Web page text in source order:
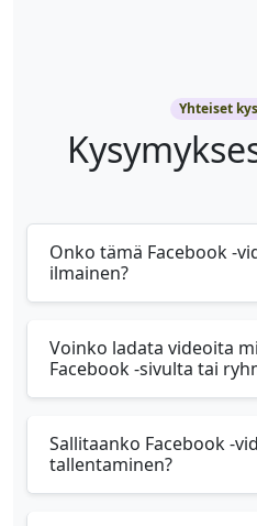
Yhteiset
Onko tämä Facebook -
ilmainen?
Voinko ladata videoita
Facebook -sivulta tai
Sallitaanko Facebook -
tallentaminen?